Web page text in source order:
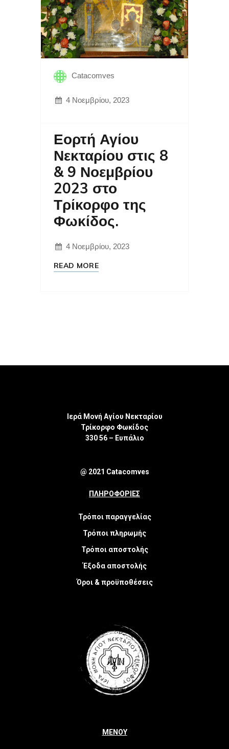
Catacomves
4 Νοεμβρίου, 2023
Εορτή Αγίου
Νεκταρίου στις 8
& 9 Νοεμβρίου
2023 στο
Τρίκορφο της
Φωκίδος.
4 Νοεμβρίου, 2023
READ MORE
Ιερά Μονή Αγίου Νεκταρίου
Τρίκορφο Φωκίδος
330 56 – Ευπάλιο
@ 2021 Catacomves
ΠΛΗΡΟΦΟΡΙΕΣ
Τρόποι παραγγελίας
Τρόποι πληρωμής
Τρόποι αποστολής
Έξοδα αποστολής
Όροι & προϋποθέσεις
ΜΕΝΟΥ